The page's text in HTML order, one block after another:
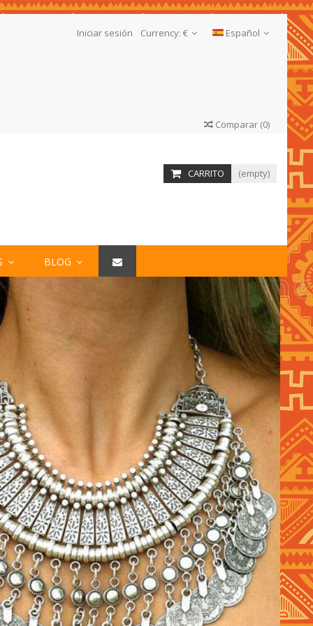
Español
Currency: €
Iniciar sesión
Comparar (0)
CARRITO (empty)
BLOG